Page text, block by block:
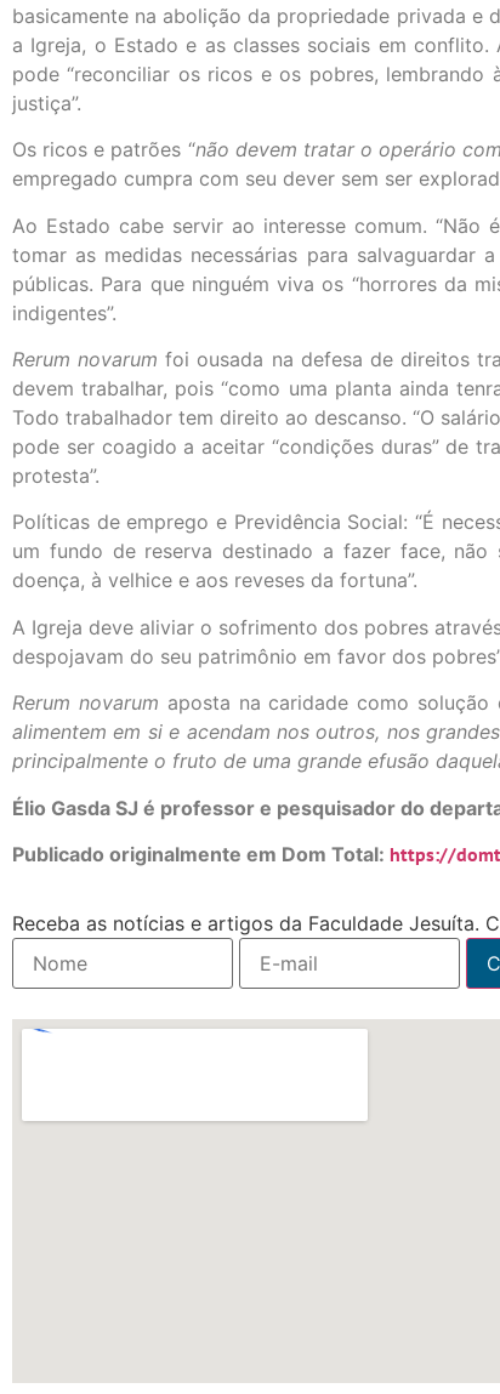
basicamente na abolição da propriedade privada e
a Igreja, o Estado e as classes sociais em conflito.
pode “reconciliar os ricos e os pobres,
justiça”.
Os ricos e patrões “não devem tratar o operário
empregado cumpra com seu dever sem ser
Ao Estado cabe servir ao interesse comum.
tomar as medidas necessárias para salvaguardar
públicas. Para que ninguém viva os “horrores da
indigentes”.
Rerum novarum foi ousada na defesa de direitos
devem trabalhar, pois “como uma planta ainda
Todo trabalhador tem direito ao descanso. “O
pode ser coagido a aceitar “condições duras” de
protesta”.
Políticas de emprego e Previdência Social: “É
um fundo de reserva destinado a fazer face,
doença, à velhice e aos reveses da fortuna”.
A Igreja deve aliviar o sofrimento dos pobres
despojavam do seu patrimônio em favor dos
Rerum novarum aposta na caridade como solução
alimentem em si e acendam nos outros, nos
principalmente o fruto de uma grande efusão
Élio Gasda SJ é professor e pesquisador do
Publicado originalmente em Dom Total: https://
Receba as notícias e artigos da Faculdade Jesuíta.